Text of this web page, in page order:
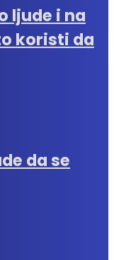
ljude i na
koristi da
da se